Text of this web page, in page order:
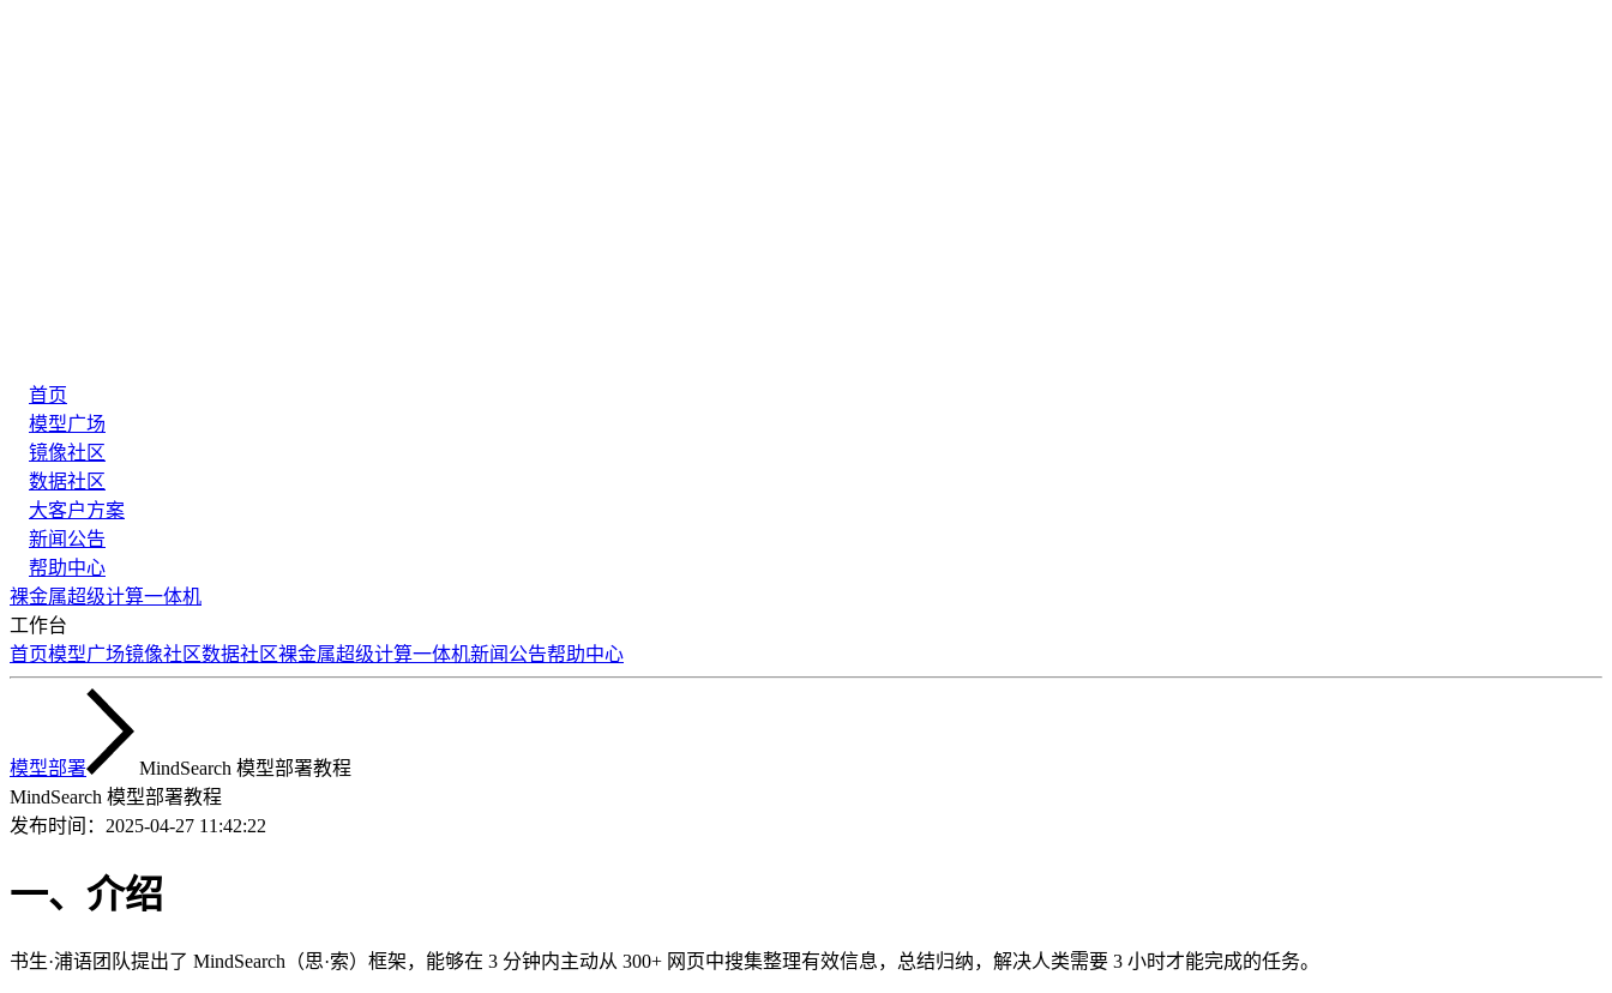
首页
模型广场
镜像社区
数据社区
大客户方案
新闻公告
帮助中心
裸金属超级计算一体机
工作台
首页模型广场镜像社区数据社区裸金属超级计算一体机新闻公告帮助中心
模型部署
MindSearch 模型部署教程
MindSearch 模型部署教程
发布时间： 2025-04-27 11:42:22
一、介绍
书生·浦语团队提出了 MindSearch（思·索）框架，能够在 3 分钟内主动从 300+ 网页中搜集整理有效信息，总结归纳，解决人类需要 3 小时才能完成的任务。